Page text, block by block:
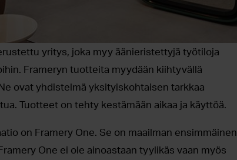
yritys, joka myy äänieristettyjä työtiloja
Frameryn tuotteita myydään kiihtyvällä
ovat yhdistelmä yksityiskohtaisen tarkkaa
Tuotteet on tehty kestämään aikaa ja käyttöä.
on Framery One. Se on maailman ensimmäinen
One ei ole ainoastaan tyylikäs vaan myös